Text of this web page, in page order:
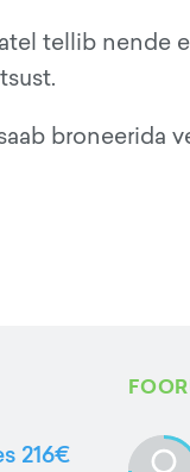
tellib nende
broneerida
216€